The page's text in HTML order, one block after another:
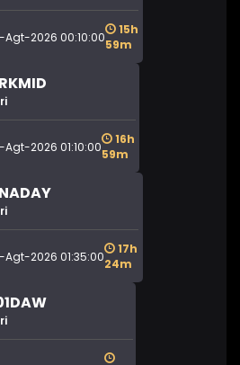
Agt-2026 00:10:00
15h
59m
Agt-2026 01:10:00
16h
59m
Agt-2026 01:35:00
17h
24m